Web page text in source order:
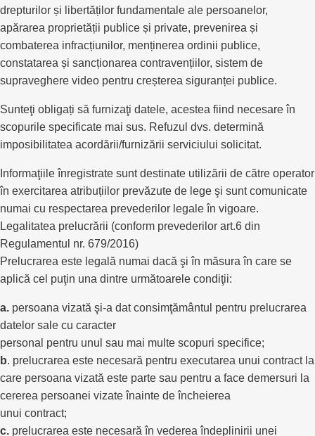
drepturilor și libertăților fundamentale ale persoanelor,
apărarea proprietății publice și private, prevenirea și
combaterea infracțiunilor, menținerea ordinii publice,
constatarea și sancționarea contravențiilor, sistem de
supraveghere video pentru creșterea siguranței publice.
Sunteţi obligați să furnizaţi datele, acestea fiind necesare în
scopurile specificate mai sus. Refuzul dvs. determină
imposibilitatea acordării/furnizării serviciului solicitat.
Informaţiile înregistrate sunt destinate utilizării de către operator
în exercitarea atribuțiilor prevăzute de lege şi sunt comunicate
numai cu respectarea prevederilor legale în vigoare.
Legalitatea prelucrării (conform prevederilor art.6 din
Regulamentul nr. 679/2016)
Prelucrarea este legală numai dacă şi în măsura în care se
aplică cel puţin una dintre următoarele condiţii:
a. persoana vizată şi-a dat consimţământul pentru prelucrarea
datelor sale cu caracter
personal pentru unul sau mai multe scopuri specifice;
b. prelucrarea este necesară pentru executarea unui contract la
care persoana vizată este parte sau pentru a face demersuri la
cererea persoanei vizate înainte de încheierea
unui contract;
c. prelucrarea este necesară în vederea îndeplinirii unei